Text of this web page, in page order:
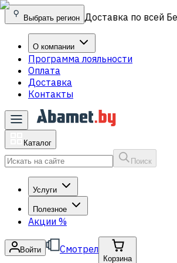
Выбрать регион Доставка по всей
О компании
Программа лояльности
Оплата
Доставка
Контакты
Каталог
Поиск
Услуги
Полезное
Акции %
Войти Смотрел
Корзина